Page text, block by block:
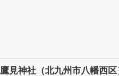
鷹見神社（北九州市八幡西区